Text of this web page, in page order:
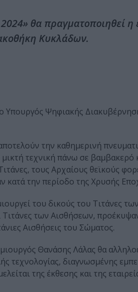
θα πραγματοποιηθεί η
Κυκλάδων.
ο Υπουργός Ψηφιακής
την καθημερινή
τεχνική πάνω σε βαμβακερό
τους Αρχαίους θεϊκούς
κατά την περίοδο της Χρυσής
του δικούς του Τιτάνες
των Αισθήσεων,
Αισθήσεις του Σώματος.
Θανάσης Λάλας θα
τεχνολογίας, διαγνωσμένης
της έκθεσης και της